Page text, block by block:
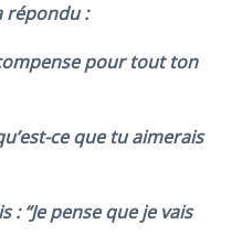
répondu :
pour tout ton
ce que tu aimerais
: “Je pense que je vais